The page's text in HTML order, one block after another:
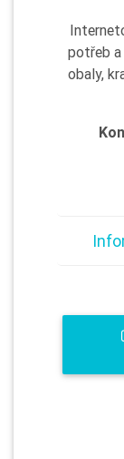
potřeb a
obaly,